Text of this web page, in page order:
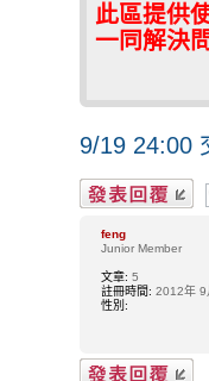
此區提供
一同解決
9/19 24:00
發表回覆
feng
Junior Member
文章: 5
註冊時間: 2012年 9
性別:
發表回覆